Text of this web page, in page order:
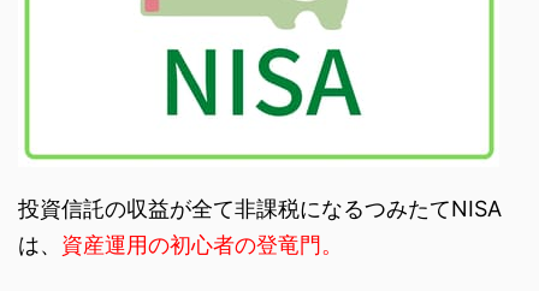
投資信託の収益が全て非課税になるつみたてNISA
は、 資産運用の初心者の登竜門。